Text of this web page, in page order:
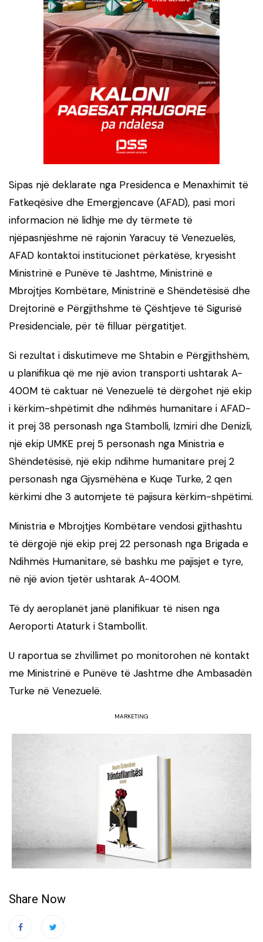
Sipas një deklarate nga Presidenca e Menaxhimit të
Fatkeqësive dhe Emergjencave (AFAD), pasi mori
informacion në lidhje me dy tërmete të
njëpasnjëshme në rajonin Yaracuy të Venezuelës,
AFAD kontaktoi institucionet përkatëse, kryesisht
Ministrinë e Punëve të Jashtme, Ministrinë e
Mbrojtjes Kombëtare, Ministrinë e Shëndetësisë dhe
Drejtorinë e Përgjithshme të Çështjeve të Sigurisë
Presidenciale, për të filluar përgatitjet.
Si rezultat i diskutimeve me Shtabin e Përgjithshëm,
u planifikua që me një avion transporti ushtarak A-
400M të caktuar në Venezuelë të dërgohet një ekip
i kërkim-shpëtimit dhe ndihmës humanitare i AFAD-
it prej 38 personash nga Stambolli, Izmiri dhe Denizli,
një ekip UMKE prej 5 personash nga Ministria e
Shëndetësisë, një ekip ndihme humanitare prej 2
personash nga Gjysmëhëna e Kuqe Turke, 2 qen
kërkimi dhe 3 automjete të pajisura kërkim-shpëtimi.
Ministria e Mbrojtjes Kombëtare vendosi gjithashtu
të dërgojë një ekip prej 22 personash nga Brigada e
Ndihmës Humanitare, së bashku me pajisjet e tyre,
në një avion tjetër ushtarak A-400M.
Të dy aeroplanët janë planifikuar të nisen nga
Aeroporti Ataturk i Stambollit.
U raportua se zhvillimet po monitorohen në kontakt
me Ministrinë e Punëve të Jashtme dhe Ambasadën
Turke në Venezuelë.
MARKETING
Share Now